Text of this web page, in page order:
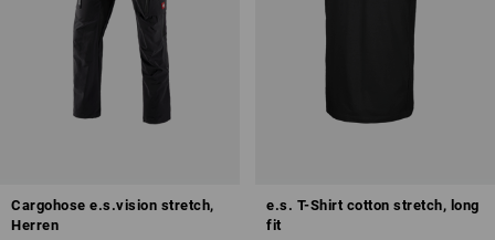
Cargohose e.s.vision stretch,
Herren
e.s. T-Shirt cotton stretch, long
fit